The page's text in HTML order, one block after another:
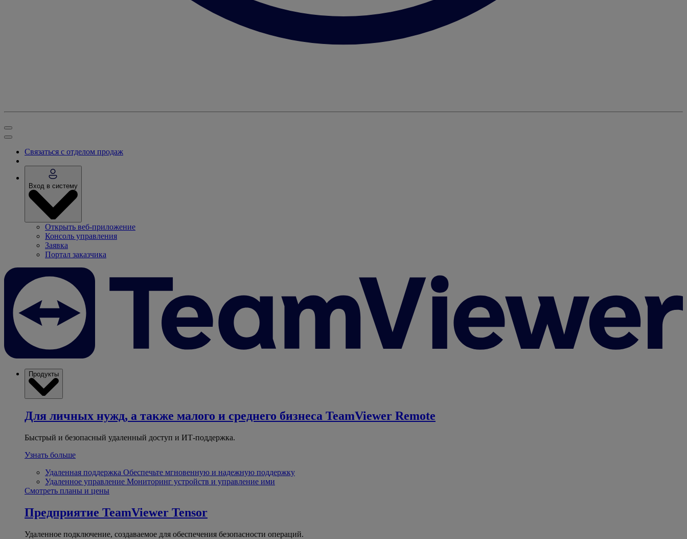
Связаться с отделом продаж
Вход в систему
Открыть веб-приложение
Консоль управления
Заявка
Портал заказчика
Продукты
Для личных нужд, а также малого и среднего бизнеса TeamViewer Remote
Быстрый и безопасный удаленный доступ и ИТ-поддержка.
Узнать больше
Удаленная поддержка Обеспечьте мгновенную и надежную поддержку
Удаленное управление Мониторинг устройств и управление ими
Смотреть планы и цены
Предприятие TeamViewer Tensor
Удаленное подключение, создаваемое для обеспечения безопасности операций.